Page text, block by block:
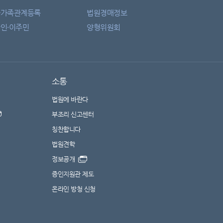
족관계등록
법원경매정보
·이주민
양형위원회
소통
법원에 바란다
부조리 신고센터
칭찬합니다
법원견학
정보공개
증인지원관 제도
온라인 방청 신청